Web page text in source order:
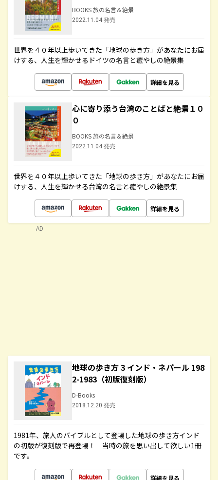
BOOKS 旅の名言＆絶景
2022.11.04 発売
世界を４０年以上歩いてきた「地球の歩き方」があなたにお届
けする、人生を輝かせるドイツの名言と癒やしの絶景集
詳細を見る
心に寄り添う台湾のことばと絶景１０
０
BOOKS 旅の名言＆絶景
2022.11.04 発売
世界を４０年以上歩いてきた「地球の歩き方」があなたにお届
けする、人生を輝かせる台湾の名言と癒やしの絶景集
詳細を見る
地球の歩き方 3 インド・ネパール 198
2-1983（初版復刻版）
D-Books
2018.12.20 発売
1981年、旅人のバイブルとして登場した地球の歩き方インド
の初版が復刻版で再登場！ 当時の旅を思い出して欲しい1冊
です。
詳細を見る
AD